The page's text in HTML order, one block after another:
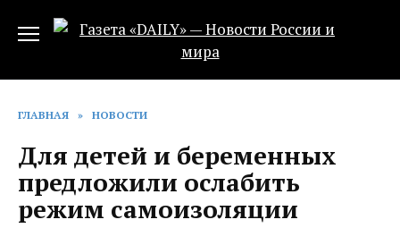
ГЛАВНАЯ » НОВОСТИ
Для детей и беременных
предложили ослабить
режим самоизоляции